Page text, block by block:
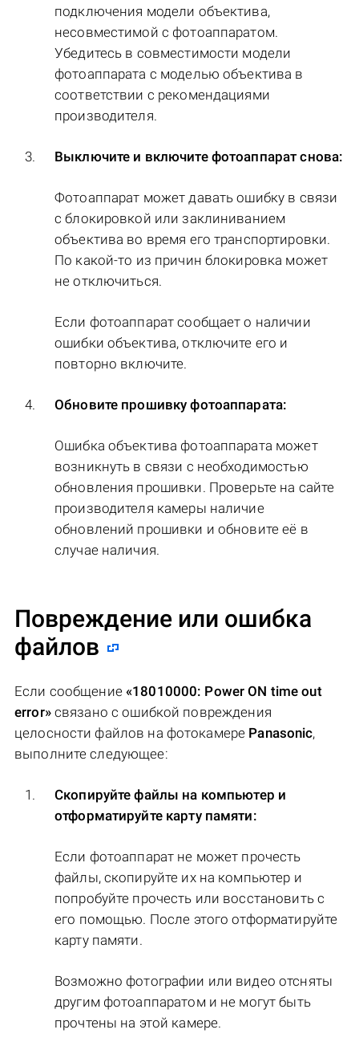
подключения модели объектива,
несовместимой с фотоаппаратом.
Убедитесь в совместимости модели
фотоаппарата с моделью объектива в
соответствии с рекомендациями
производителя.
Выключите и включите фотоаппарат снова:
Фотоаппарат может давать ошибку в связи
с блокировкой или заклиниванием
объектива во время его транспортировки.
По какой-то из причин блокировка может
не отключиться.
Если фотоаппарат сообщает о наличии
ошибки объектива, отключите его и
повторно включите.
Обновите прошивку фотоаппарата:
Ошибка объектива фотоаппарата может
возникнуть в связи с необходимостью
обновления прошивки. Проверьте на сайте
производителя камеры наличие
обновлений прошивки и обновите её в
случае наличия.
Повреждение или ошибка
файлов
Если сообщение «18010000: Power ON time out
error»связано с ошибкой повреждения
целосности файлов на фотокамере Panasonic,
выполните следующее:
Скопируйте файлы на компьютер и
отформатируйте карту памяти:
Если фотоаппарат не может прочесть
файлы, скопируйте их на компьютер и
попробуйте прочесть или восстановить с
его помощью. После этого отформатируйте
карту памяти.
Возможно фотографии или видео отсняты
другим фотоаппаратом и не могут быть
прочтены на этой камере.